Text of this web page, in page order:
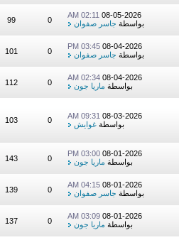
08-05-2026
02:11 AM
بواسطة جاسر صفوان 0
99
08-04-2026
03:45 PM
بواسطة جاسر صفوان 0
101
08-04-2026
02:34 AM
بواسطة ماريا جون 0
112
08-03-2026
09:31 AM
بواسطة غوايش 0
103
08-01-2026
03:00 PM
بواسطة ماريا جون 0
143
08-01-2026
04:15 AM
بواسطة جاسر صفوان 0
139
08-01-2026
03:09 AM
بواسطة ماريا جون 0
137